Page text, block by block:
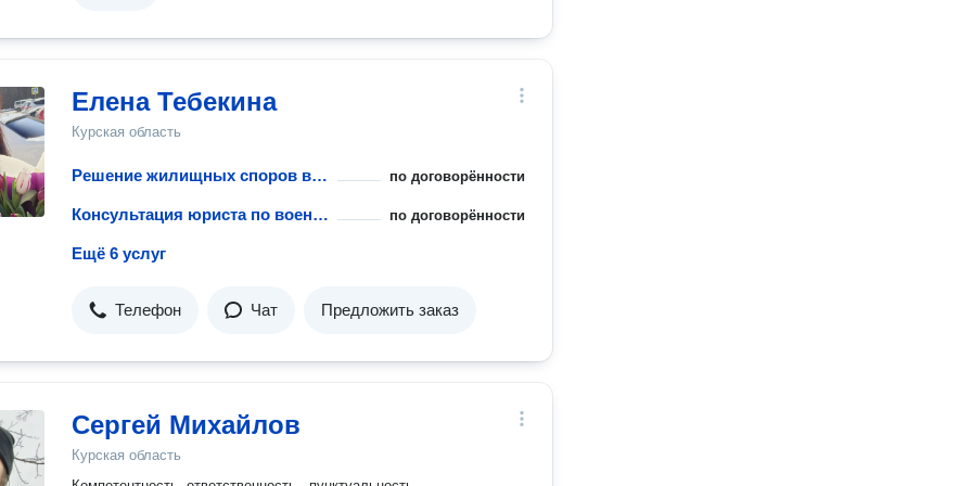
здесь, чтобы решить ваши сложные юридические вопросы и
Елена Тебекина
Курская область
Решение жилищных споров военнослужащих по договорённости
Консультация юриста по военному праву по договорённости
Ещё 6 услуг
Телефон Чат Предложить заказ
Сергей Михайлов
Курская область